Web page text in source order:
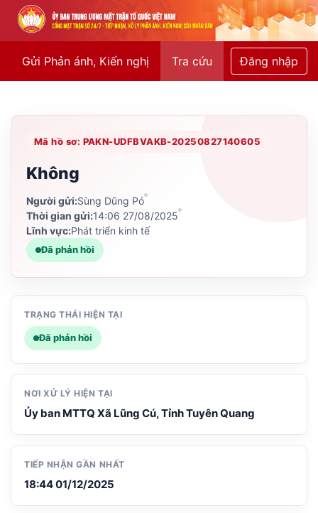
Gửi Phản ánh, Kiến nghị Tra cứu Đăng nhập
Mã hồ sơ: PAKN-UDFBVAKB-20250827140605
Không
Người gửi:Sùng Dũng Pó
Thời gian gửi:14:06 27/08/2025
Lĩnh vực:Phát triển kinh tế
Đã phản hồi
TRẠNG THÁI HIỆN TẠI
Đã phản hồi
NƠI XỬ LÝ HIỆN TẠI
Ủy ban MTTQ Xã Lũng Cú, Tỉnh Tuyên Quang
TIẾP NHẬN GẦN NHẤT
18:44 01/12/2025